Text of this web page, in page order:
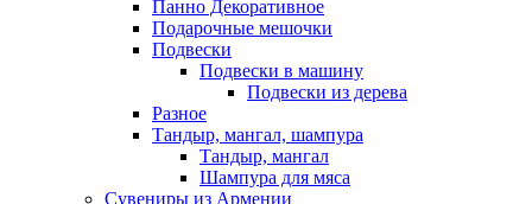
Панно Декоративное
Подарочные мешочки
Подвески
Подвески в машину
Подвески из дерева
Разное
Тандыр, мангал, шампура
Тандыр, мангал
Шампура для мяса
Сувениры из Армении